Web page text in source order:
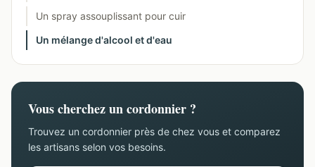
Un spray assouplissant pour cuir
Un mélange d'alcool et d'eau
Vous cherchez un cordonnier ?
Trouvez un cordonnier près de chez vous et comparez
les artisans selon vos besoins.